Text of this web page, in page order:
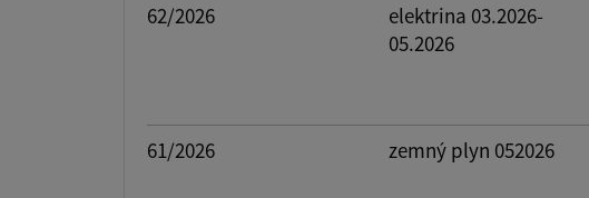
62/2026
elektrina 03.2026-
05.2026
61/2026 zemný plyn 052026